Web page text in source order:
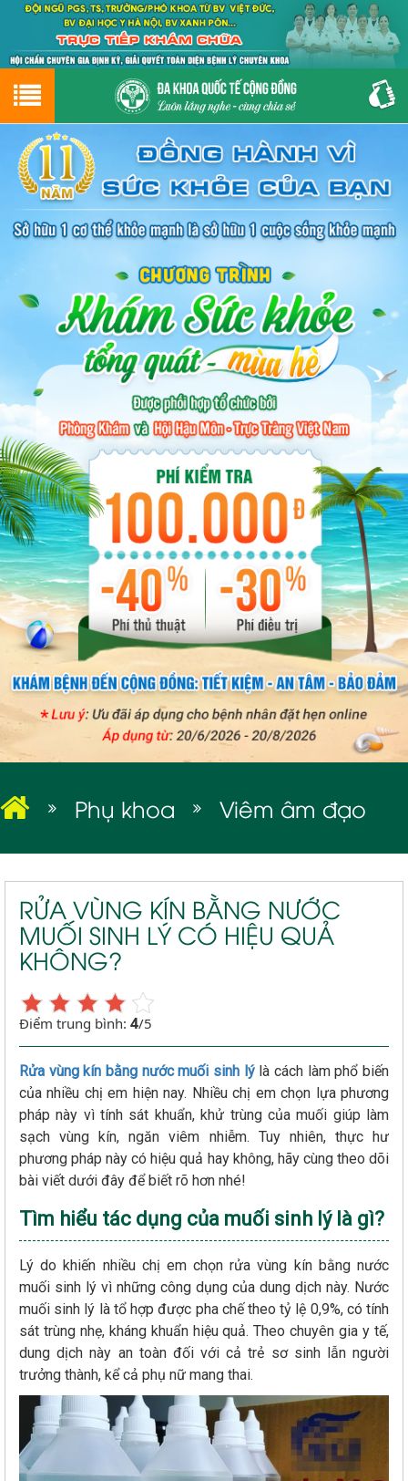
Hotline0243.9656.999tư vấn miễn phí
GIỚI THIỆU
GIỚI THIỆU VỀ PHÒNG KHÁM
CƠ SỞ VẬT CHẤT
ĐẶT HẸN LỊCH KHÁM
ĐƯỜNG TỚI PHÒNG KHÁM
PHỤ KHOA
BỆNH HẬU MÔN
BỆNH XÃ HỘI
Phụ khoa Viêm âm đạo
RỬA VÙNG KÍN BẰNG NƯỚC
MUỐI SINH LÝ CÓ HIỆU QUẢ
KHÔNG?
Điểm trung bình: 4/5
Rửa vùng kín bằng nước muối sinh lýlà cách làm phổ biến
của nhiều chị em hiện nay. Nhiều chị em chọn lựa phương
pháp này vì tính sát khuẩn, khử trùng của muối giúp làm
sạch vùng kín, ngăn viêm nhiễm. Tuy nhiên, thực hư
phương pháp này có hiệu quả hay không, hãy cùng theo dõi
bài viết dưới đây để biết rõ hơn nhé!
Tìm hiểu tác dụng của muối sinh lý là gì?
Lý do khiến nhiều chị em chọn rửa vùng kín bằng nước
muối sinh lý vì những công dụng của dung dịch này. Nước
muối sinh lý là tổ hợp được pha chế theo tỷ lệ 0,9%, có tính
sát trùng nhẹ, kháng khuẩn hiệu quả. Theo chuyên gia y tế,
dung dịch này an toàn đối với cả trẻ sơ sinh lẫn người
trưởng thành, kể cả phụ nữ mang thai.